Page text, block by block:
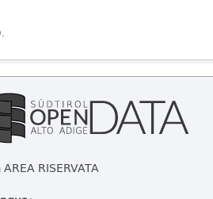
AREA RISERVATA